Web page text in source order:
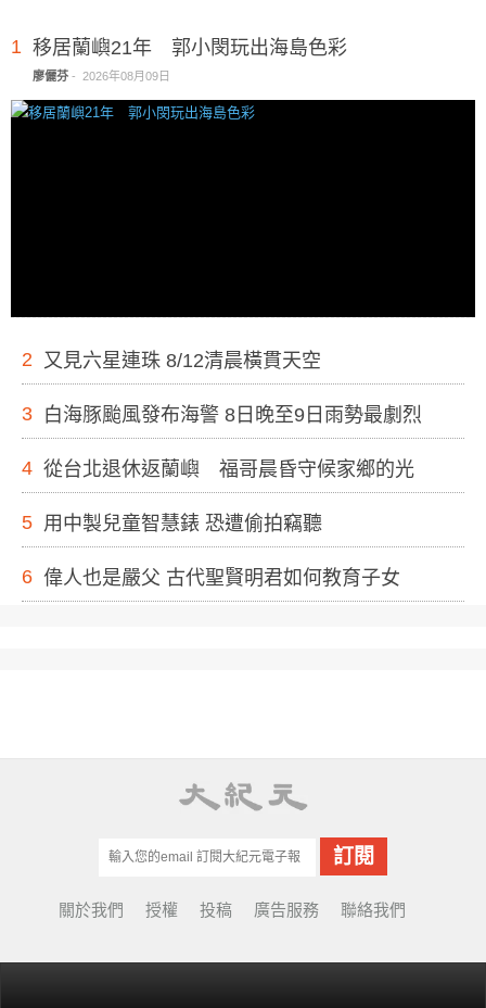
1 移居蘭嶼21年 郭小閔玩出海島色彩
廖儷芬 - 2026年08月09日
2 又見六星連珠 8/12清晨橫貫天空
3 白海豚颱風發布海警 8日晚至9日雨勢最劇烈
4 從台北退休返蘭嶼 福哥晨昏守候家鄉的光
5 用中製兒童智慧錶 恐遭偷拍竊聽
6 偉人也是嚴父 古代聖賢明君如何教育子女
關於我們 授權 投稿 廣告服務 聯絡我們